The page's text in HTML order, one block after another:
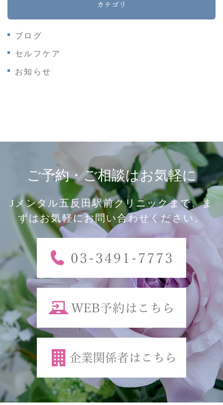
カテゴリ
ブログ
セルフケア
お知らせ
ご予約・ご相談はお気軽に
Jメンタル五反田駅前クリニックまで、ま
ずはお気軽にお問い合わせください。